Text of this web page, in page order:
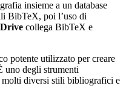
insieme a un database
BibTeX, poi l’uso di
collega BibTeX e
potente utilizzato per creare
uno degli strumenti
diversi stili bibliografici e